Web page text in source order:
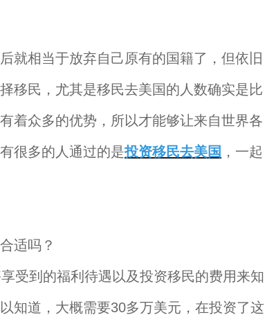
相当于放弃自己原有的国籍了，但依旧
移民，尤其是移民去美国的人数确实是比
着众多的优势，所以才能够让来自世界各
很多的人通过的是投资移民去美国 ，一起
适吗？
到的福利待遇以及投资移民的费用来知
知道，大概需要30多万美元，在投资了这